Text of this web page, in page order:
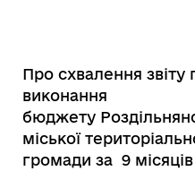
Про схвалення звіту
виконання
бюджету
міської
громади за 9 місяців